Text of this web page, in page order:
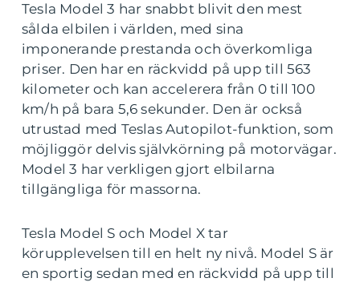
Tesla Model 3 har snabbt blivit den mest
sålda elbilen i världen, med sina
imponerande prestanda och överkomliga
priser. Den har en räckvidd på upp till 563
kilometer och kan accelerera från 0 till 100
km/h på bara 5,6 sekunder. Den är också
utrustad med Teslas Autopilot-funktion, som
möjliggör delvis självkörning på motorvägar.
Model 3 har verkligen gjort elbilarna
tillgängliga för massorna.
Tesla Model S och Model X tar
körupplevelsen till en helt ny nivå. Model S är
en sportig sedan med en räckvidd på upp till